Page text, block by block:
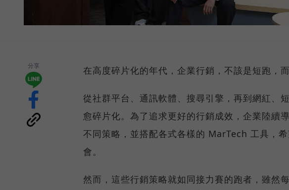
分享 在高度碎片化的年代，企業行銷，不該是短跑，
從社群平台、通訊軟體、搜尋引擎，再到網紅、
愈碎片化。為了追求更好的行銷成效，企業陸續
不同策略，並搭配各式各樣的 MarTech 工具，
會。
然而，這些行銷策略就如同接力賽的跑者，雖然